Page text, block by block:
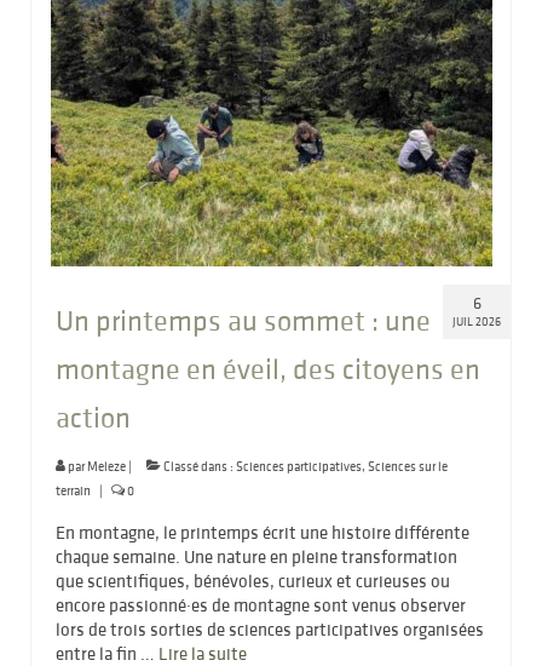
6
JUIL 2026
Un printemps au sommet : une
montagne en éveil, des citoyens en
action
parMeleze | Classé dans : Sciences participatives, Sciences sur le
terrain
| 0
En montagne, le printemps écrit une histoire différente
chaque semaine. Une nature en pleine transformation
que scientifiques, bénévoles, curieux et curieuses ou
encore passionné·es de montagne sont venus observer
lors de trois sorties de sciences participatives organisées
entre la fin … Lire la suite­­